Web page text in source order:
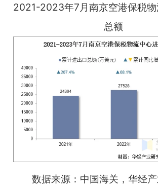
2021-2023年7月南京空港保税物
总额
数据来源：中国海关，华经